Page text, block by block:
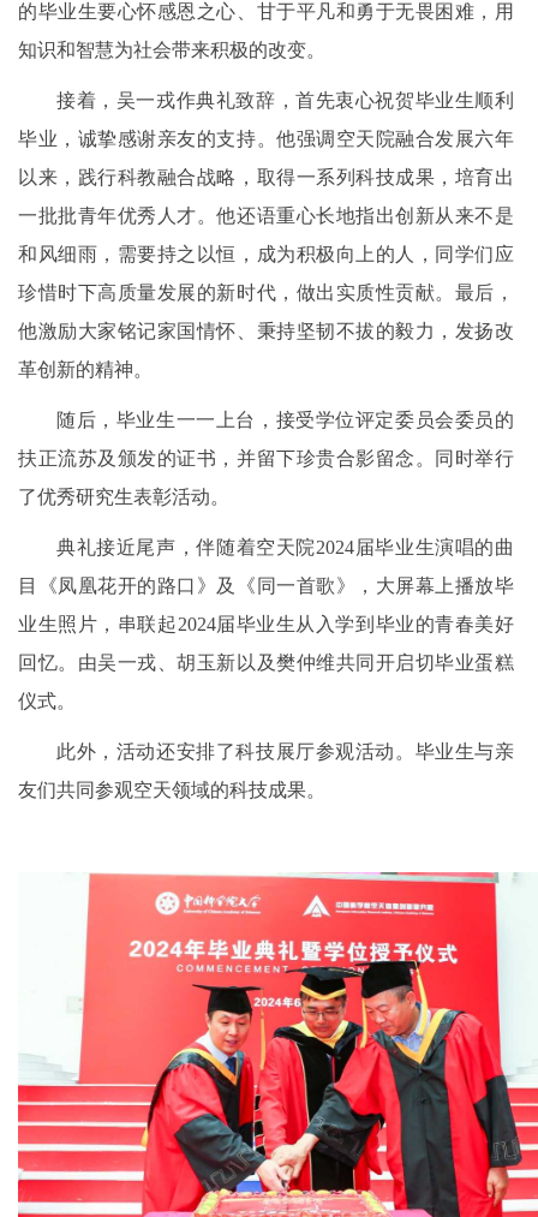
的毕业生要心怀感恩之心、甘于平凡和勇于无畏困难，用
知识和智慧为社会带来积极的改变。
接着，吴一戎作典礼致辞，首先衷心祝贺毕业生顺利
毕业，诚挚感谢亲友的支持。他强调空天院融合发展六年
以来，践行科教融合战略，取得一系列科技成果，培育出
一批批青年优秀人才。他还语重心长地指出创新从来不是
和风细雨，需要持之以恒，成为积极向上的人，同学们应
珍惜时下高质量发展的新时代，做出实质性贡献。最后，
他激励大家铭记家国情怀、秉持坚韧不拔的毅力，发扬改
革创新的精神。
随后，毕业生一一上台，接受学位评定委员会委员的
扶正流苏及颁发的证书，并留下珍贵合影留念。同时举行
了优秀研究生表彰活动。
典礼接近尾声，伴随着空天院2024届毕业生演唱的曲
目《凤凰花开的路口》及《同一首歌》，大屏幕上播放毕
业生照片，串联起2024届毕业生从入学到毕业的青春美好
回忆。由吴一戎、胡玉新以及樊仲维共同开启切毕业蛋糕
仪式。
此外，活动还安排了科技展厅参观活动。毕业生与亲
友们共同参观空天领域的科技成果。